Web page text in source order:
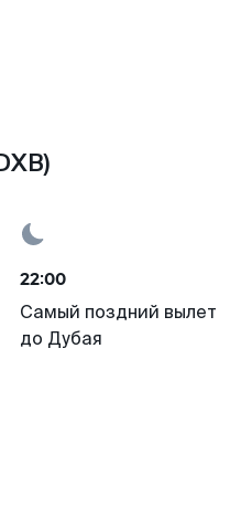
22:00
Самый поздний вылет
до Дубая